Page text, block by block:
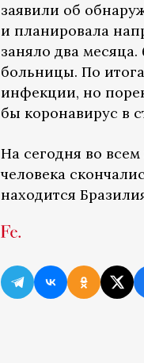
заявили об
и планировала
заняло два
больницы. По
инфекции, но
бы коронавирус в
На сегодня во
человека
находится